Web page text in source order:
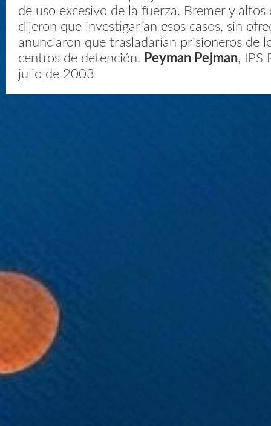
de uso excesivo de la fuerza. Bremer y
dijeron que investigarían esos casos, sin
anunciaron que trasladarían prisioneros de
centros de detención. Peyman Pejman, IPS
julio de 2003